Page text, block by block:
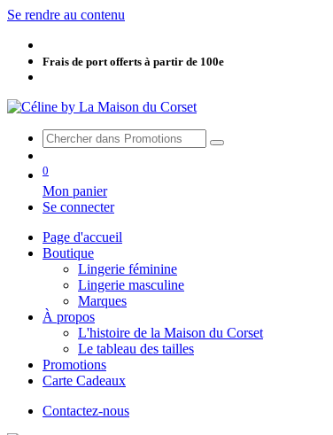
Se rendre au contenu
Frais de port offerts à partir de 100e
0
Mon panier
Se connecter
Page d'accueil
Boutique
Lingerie féminine
Lingerie masculine
Marques
À propos
L'histoire de la Maison du Corset
Le tableau des tailles
Promotions
Carte Cadeaux
Contactez-nous